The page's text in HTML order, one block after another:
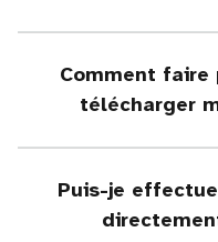
Comment faire
télécharger
Puis-je